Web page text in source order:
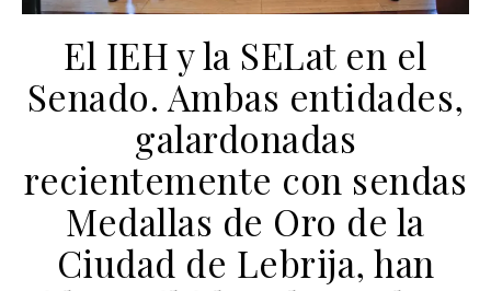
El IEH y la SELat en el
Senado. Ambas entidades,
galardonadas
recientemente con sendas
Medallas de Oro de la
Ciudad de Lebrija, han